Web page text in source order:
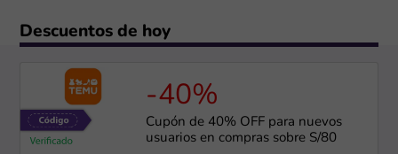
Descuentos de hoy
-40%
Cupón de 40% OFF para nuevos
usuarios en compras sobre S/80